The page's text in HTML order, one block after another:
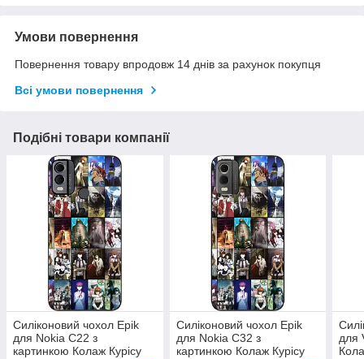
Умови повернення
Повернення товару впродовж 14 днів за рахунок покупця
Всі умови повернення
Подібні товари компанії
Силіконовий чохол Epik
для Nokia C22 з
картинкою Колаж Курісу
Силіконовий чохол Epik
для Nokia C32 з
картинкою Колаж Курісу
для